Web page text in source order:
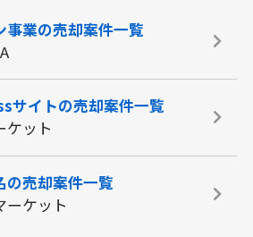
事業の売却案件一覧
サイトの売却案件一覧
ケット
の売却案件一覧
ーケット